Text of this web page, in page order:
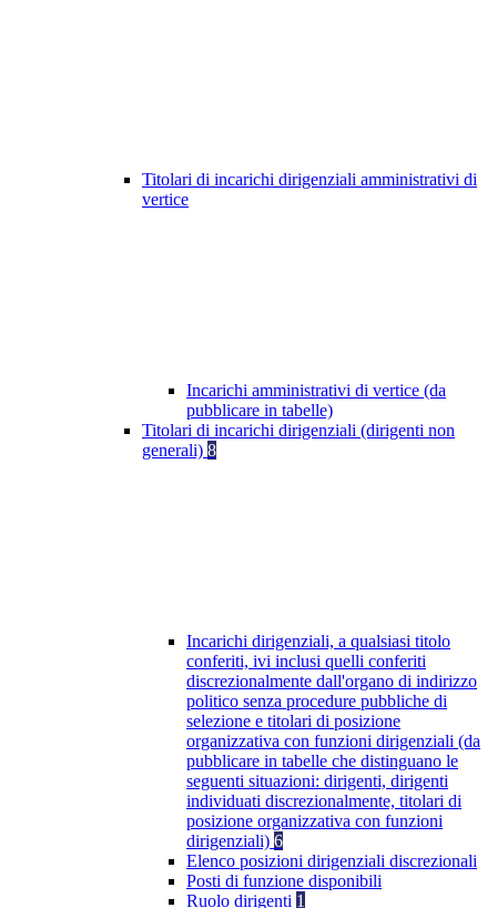
Titolari di incarichi dirigenziali amministrativi di
vertice
Incarichi amministrativi di vertice (da
pubblicare in tabelle)
Titolari di incarichi dirigenziali (dirigenti non
generali) 8
Incarichi dirigenziali, a qualsiasi titolo
conferiti, ivi inclusi quelli conferiti
discrezionalmente dall'organo di indirizzo
politico senza procedure pubbliche di
selezione e titolari di posizione
organizzativa con funzioni dirigenziali (da
pubblicare in tabelle che distinguano le
seguenti situazioni: dirigenti, dirigenti
individuati discrezionalmente, titolari di
posizione organizzativa con funzioni
dirigenziali) 6
Elenco posizioni dirigenziali discrezionali
Posti di funzione disponibili
Ruolo dirigenti 1